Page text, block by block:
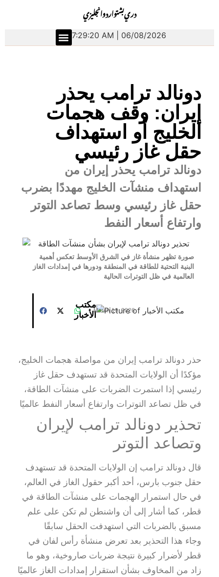
انجليزياردوبشتودري
7:29:21 AM | 06/08/2026
دونالد ترامب يحذر
إيران: وقف هجمات
الخليج أو استهداف
حقل غاز رئيسي
دونالد ترامب يحذر إيران من
استهداف منشآت الخليج مهددًا بضرب
حقل غاز رئيسي وسط تصاعد التوتر
وارتفاع أسعار النفط
صورة تظهر منشأة غاز في الشرق الأوسط تعكس أهمية
البنية التحتية للطاقة في المنطقة ودورها في إمدادات الغاز
العالمية في ظل التوترات الحالية
مكتب
الأخبارMarch 19, 2026
حذر دونالد ترامب إيران من مواصلة هجمات الخليج،
مؤكدًا أن الولايات المتحدة قد تستهدف حقل غاز
رئيسي إذا استمرت الضربات على منشآت الطاقة،
في ظل تصاعد التوترات وارتفاع أسعار النفط عالميًا
تحذير دونالد ترامب لإيران
وتصاعد التوتر
قال دونالد ترامب إن الولايات المتحدة قد تستهدف
حقل جنوب بارس، أحد أكبر حقول الغاز في العالم،
في حال استمرار الهجمات على منشآت الطاقة في
قطر، كما أشار إلى أن واشنطن لم تكن على علم
مسبق بالضربات التي استهدفت الحقل سابقًا
وجاء هذا التحذير بعد تعرض منشأة رأس لفان في
قطر لأضرار كبيرة نتيجة ضربات صاروخية، وهو ما
زاد من المخاوف بشأن استقرار إمدادات الغاز عالميًا